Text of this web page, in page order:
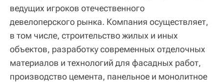
ведущих игроков отечественного
девелоперского рынка. Компания осуществляет,
в том числе, строительство жилых и иных
объектов, разработку современных отделочных
материалов и технологий для фасадных работ,
производство цемента, панельное и монолитное